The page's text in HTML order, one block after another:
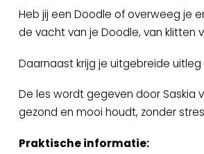
Heb jij een Doodle of overweeg je
de vacht van je Doodle, van klitten
Daarnaast krijg je uitgebreide
De les wordt gegeven door Saskia
gezond en mooi houdt, zonder
Praktische informatie: